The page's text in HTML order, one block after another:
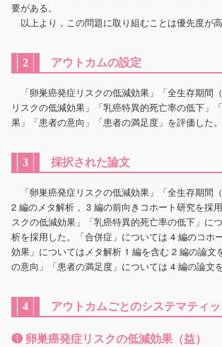
要がある。
以上より，この問題に取り組むことは優先度が高
2 アウトカムの設定
「卵巣癌発症リスクの低減効果」「全生存期間
リスクの低減効果」「乳癌特異的死亡率の低下」
果」「患者の意向」「患者の満足度」を評価した。
3 採択された論文
「卵巣癌発症リスクの低減効果」「全生存期間
2 編のメタ解析， 3 編の前向きコホート研究を採
スクの低減効果」「乳癌特異的死亡率の低下」に
析を採用した。「合併症」については 4 編のコホ
効果」についてはメタ解析 1 編を含む 2 編の論文
の意向」「患者の満足度」については 4 編の論文を
4
アウトカムごとのシステマティ
❶ 卵巣癌発症リスクの低減効果（益）